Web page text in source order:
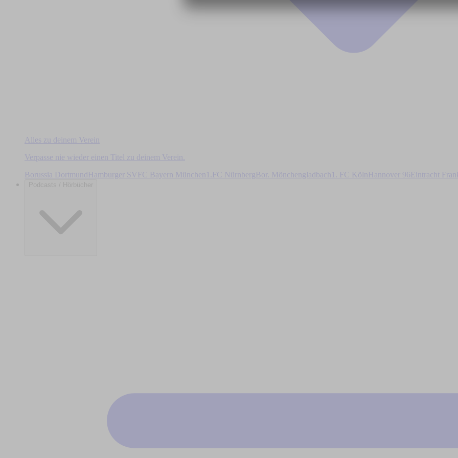
Alles zu deinem Verein
Verpasse nie wieder einen Titel zu deinem Verein.
Borussia DortmundHamburger SV FC Bayern München 1.FC Nürnberg Bor. Mönchengladbach 1. FC Köln Hannover 96Eintracht
Podcasts / Hörbücher